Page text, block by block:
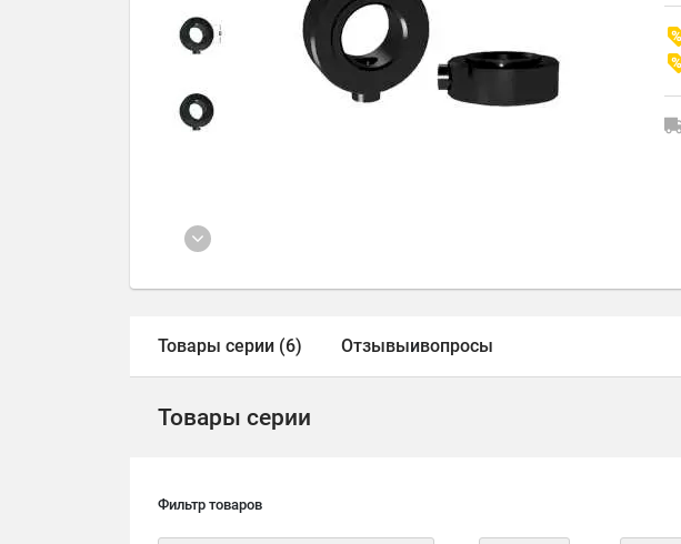
Товары серии (6) Отзывыивопросы
Товары серии
Фильтр товаров